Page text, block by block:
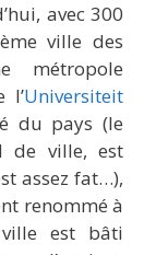
avec 300
ville des
métropole
l’Universiteit
du pays (le
de ville, est
assez fat…),
renommé à
ville est bâti